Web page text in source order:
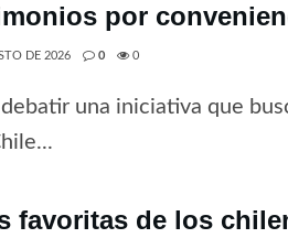
por
DE 2026 0 0
una iniciativa que
favoritas de los